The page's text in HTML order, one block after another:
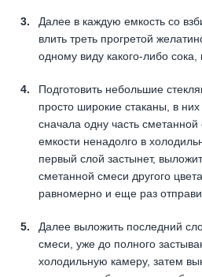
Далее в каждую емкость со
влить треть прогретой
одному виду какого-либо сока,
Подготовить небольшие
просто широкие стаканы, в
сначала одну часть сметанной
емкости ненадолго в
первый слой застынет,
сметанной смеси другого
равномерно и еще раз
Далее выложить последний
смеси, уже до полного
холодильную камеру, затем